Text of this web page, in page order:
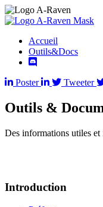
Accueil
Outils&Docs
Poster Tweeter
Outils &
Des informations utiles
Introduction